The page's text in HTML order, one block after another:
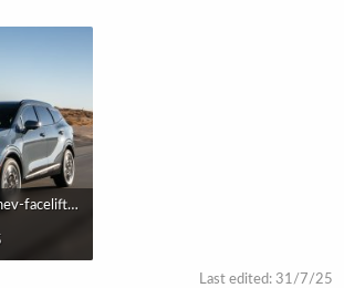
2026-kia-sportage-hev-facelift-priced-from-30290_5.jpg
Last edited: 31/7/25